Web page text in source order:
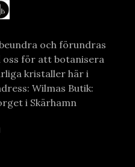
och förundras
oss för att botanisera
kristaller här i
Wilmas Butik:
i Skärhamn